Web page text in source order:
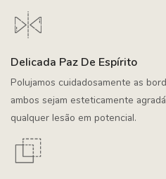
Delicada Paz De Espírito
Polujamos cuidadosamente as
ambos sejam esteticamente
qualquer lesão em potencial.